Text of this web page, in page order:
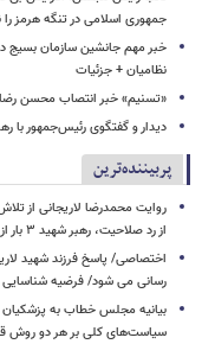
جمهوری اسلامی در تنگه هرمز
خبر مهم جانشین سازمان بسیج
نظامیان + جزئیات
«تسنیم» خبر انتصاب محسن
دیدار و گفتگوی رئیس‌جمهور با
پربیننده‌ترین
روایت محمدرضا لاریجانی از
از رد صلاحیت، رهبر شهید ۳ بار از شورای نگهبان ابراز نارضایتی کردند
اختصاصی/ پاسخ فرزند شهید
رسانی می شود/ فرضیه
بیانیه مجلس خطاب به پزشکیان
سیاست‌های کلی بر هر دو روش